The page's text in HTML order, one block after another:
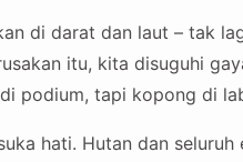
di darat dan laut – tak
itu, kita disuguhi
podium, tapi kopong di
hati. Hutan dan